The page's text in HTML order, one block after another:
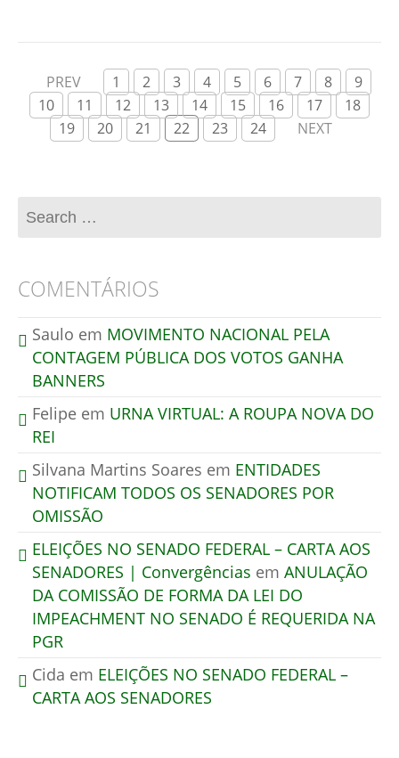
PREV 1 2 3 4 5 6 7 8
9
10
11 12 13 14 15 16 17
18
19
20 21 22 23 24 NEXT
COMENTÁRIOS
Saulo em MOVIMENTO NACIONAL PELA
CONTAGEM PÚBLICA DOS VOTOS GANHA
BANNERS
Felipe em URNA VIRTUAL: A ROUPA NOVA DO
REI
Silvana Martins Soares em ENTIDADES
NOTIFICAM TODOS OS SENADORES POR
OMISSÃO
ELEIÇÕES NO SENADO FEDERAL – CARTA AOS
SENADORES | Convergências em ANULAÇÃO
DA COMISSÃO DE FORMA DA LEI DO
IMPEACHMENT NO SENADO É REQUERIDA NA
PGR
Cida em ELEIÇÕES NO SENADO FEDERAL –
CARTA AOS SENADORES